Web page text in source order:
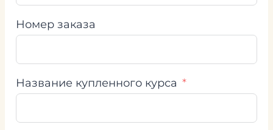
Номер заказа
Название купленного курса